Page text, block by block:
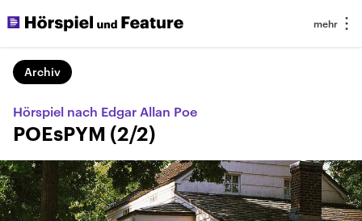
Archiv
Hörspiel nach Edgar Allan Poe
POEsPYM (2/2)